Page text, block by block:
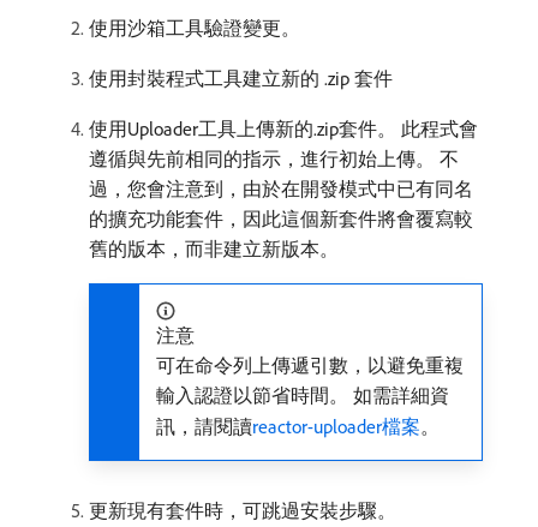
使用沙箱工具驗證變更。
使用封裝程式工具建立新的 .zip 套件
使用Uploader工具上傳新的.zip套件。 此程式會
遵循與先前相同的指示，進行初始上傳。 不
過，您會注意到，由於在開發模式中已有同名
的擴充功能套件，因此這個新套件將會覆寫較
舊的版本，而非建立新版本。
注意
可在命令列上傳遞引數，以避免重複
輸入認證以節省時間。 如需詳細資
訊，請閱讀reactor-uploader檔案。
更新現有套件時，可跳過安裝步驟。